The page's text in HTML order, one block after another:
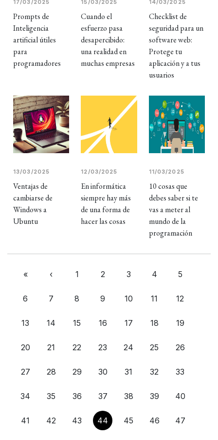
17/03/2025
Prompts de
Inteligencia
artificial útiles
para
programadores
15/03/2025
Cuando el
esfuerzo pasa
desapercibido:
una realidad en
muchas empresas
14/03/2025
Checklist de
seguridad para un
software web:
Protege tu
aplicación y a tus
usuarios
13/03/2025
Ventajas de
cambiarse de
Windows a
Ubuntu
12/03/2025
En informática
siempre hay más
de una forma de
hacer las cosas
11/03/2025
10 cosas que
debes saber si te
vas a meter al
mundo de la
programación
« ‹ 1 2 3 4 5
6 7 8 9 10 11 12
13 14 15 16 17 18 19
20 21 22 23 24 25 26
27 28 29 30 31 32 33
34 35 36 37 38 39 40
41 42 43 44 45 46 47